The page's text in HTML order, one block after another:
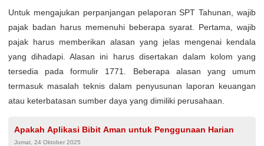
Untuk mengajukan perpanjangan pelaporan SPT Tahunan, wajib
pajak badan harus memenuhi beberapa syarat. Pertama, wajib
pajak harus memberikan alasan yang jelas mengenai kendala
yang dihadapi. Alasan ini harus disertakan dalam kolom yang
tersedia pada formulir 1771. Beberapa alasan yang umum
termasuk masalah teknis dalam penyusunan laporan keuangan
atau keterbatasan sumber daya yang dimiliki perusahaan.
Apakah Aplikasi Bibit Aman untuk Penggunaan Harian
Jumat, 24 Oktober 2025